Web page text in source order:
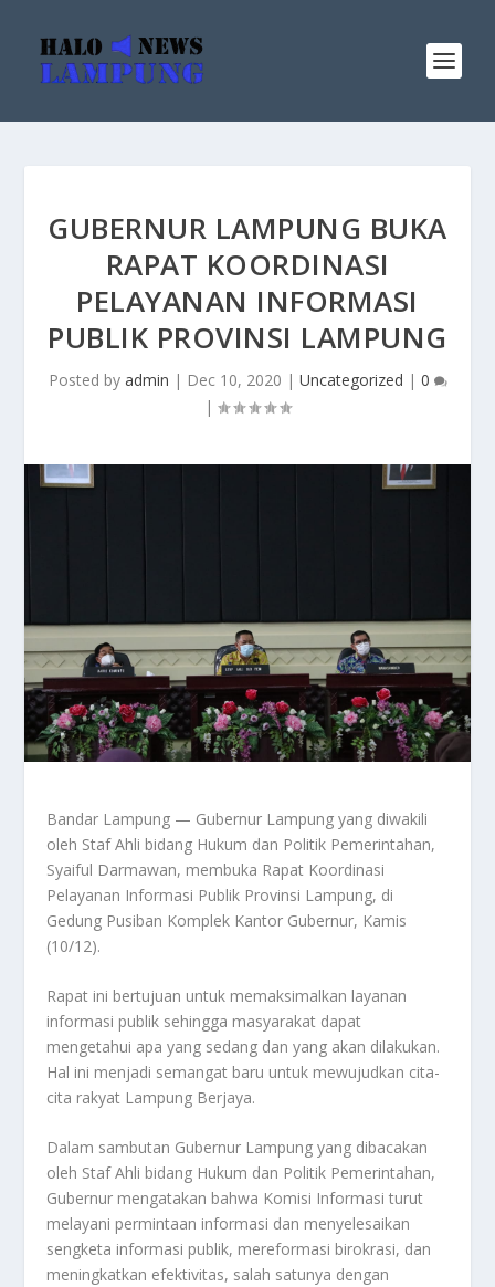
GUBERNUR LAMPUNG BUKA
RAPAT KOORDINASI
PELAYANAN INFORMASI
PUBLIK PROVINSI LAMPUNG
Posted by admin | Dec 10, 2020 | Uncategorized | 0
|
Bandar Lampung — Gubernur Lampung yang diwakili
oleh Staf Ahli bidang Hukum dan Politik Pemerintahan,
Syaiful Darmawan, membuka Rapat Koordinasi
Pelayanan Informasi Publik Provinsi Lampung, di
Gedung Pusiban Komplek Kantor Gubernur, Kamis
(10/12).
Rapat ini bertujuan untuk memaksimalkan layanan
informasi publik sehingga masyarakat dapat
mengetahui apa yang sedang dan yang akan dilakukan.
Hal ini menjadi semangat baru untuk mewujudkan cita-
cita rakyat Lampung Berjaya.
Dalam sambutan Gubernur Lampung yang dibacakan
oleh Staf Ahli bidang Hukum dan Politik Pemerintahan,
Gubernur mengatakan bahwa Komisi Informasi turut
melayani permintaan informasi dan menyelesaikan
sengketa informasi publik, mereformasi birokrasi, dan
meningkatkan efektivitas, salah satunya dengan